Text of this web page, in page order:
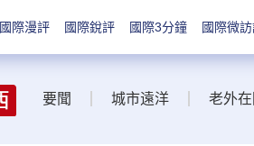
國際漫評 國際銳評 國際3分鐘 國際微
要聞 城市遠洋 老外